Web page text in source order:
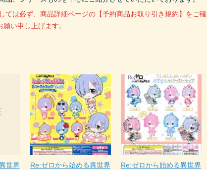
ては必ず、商品詳細ページの【予約商品お取り引き規約】をご確
い申し上げます。
世界
Re:ゼロから始める異世界
Re:ゼロから始める異世界